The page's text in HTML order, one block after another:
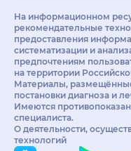
На информационном
рекомендательные
предоставления
систематизации и
предпочтениям
на территории
Материалы,
постановки диагноза и
Имеются
специалиста.
О деятельности,
технологий